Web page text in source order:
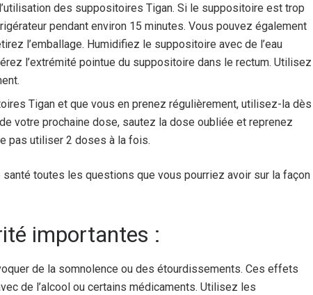
des suppositoires Tigan. Si le suppositoire est trop
pendant environ 15 minutes. Vous pouvez également
l’emballage. Humidifiez le suppositoire avec de l’eau
l’extrémité pointue du suppositoire dans le rectum. Utilisez
Tigan et que vous en prenez régulièrement, utilisez-la dès
votre prochaine dose, sautez la dose oubliée et reprenez
pas utiliser 2 doses à la fois.
toutes les questions que vous pourriez avoir sur la façon
importantes :
de la somnolence ou des étourdissements. Ces effets
de l’alcool ou certains médicaments. Utilisez les